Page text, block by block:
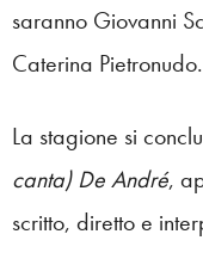
saranno Giovanni
Caterina
La stagione si
canta) De André,
scritto, diretto e